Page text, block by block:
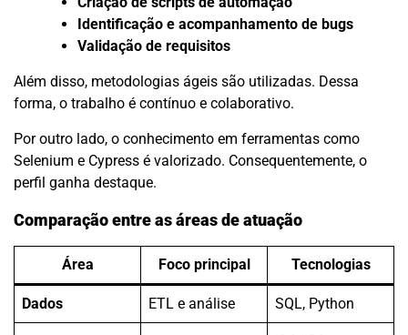
Identificação e acompanhamento de bugs
Validação de requisitos
Além disso, metodologias ágeis são utilizadas. Dessa
forma, o trabalho é contínuo e colaborativo.
Por outro lado, o conhecimento em ferramentas como
Selenium e Cypress é valorizado. Consequentemente, o
perfil ganha destaque.
Comparação entre as áreas de atuação
Área Foco principal Tecnologias
Dados ETL e análise SQL, Python